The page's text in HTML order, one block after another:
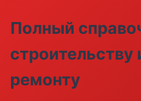
Полный
строительству
ремонту